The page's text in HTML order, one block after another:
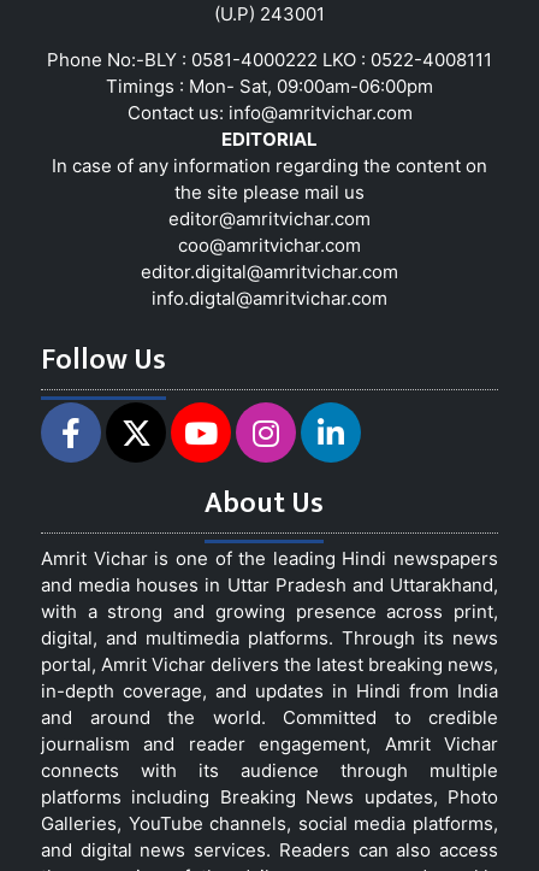
(U.P) 243001
Phone No:-BLY : 0581-4000222 LKO : 0522-4008111
Timings : Mon- Sat, 09:00am-06:00pm
Contact us: info@amritvichar.com
EDITORIAL
In case of any information regarding the content on
the site please mail us
editor@amritvichar.com
coo@amritvichar.com
editor.digital@amritvichar.com
info.digtal@amritvichar.com
Follow Us
About Us
Amrit Vichar is one of the leading Hindi newspapers
and media houses in Uttar Pradesh and Uttarakhand,
with a strong and growing presence across print,
digital, and multimedia platforms. Through its news
portal, Amrit Vichar delivers the latest breaking news,
in-depth coverage, and updates in Hindi from India
and around the world. Committed to credible
journalism and reader engagement, Amrit Vichar
connects with its audience through multiple
platforms including Breaking News updates, Photo
Galleries, YouTube channels, social media platforms,
and digital news services. Readers can also access